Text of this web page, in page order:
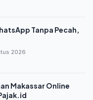
Tanpa Pecah,
2026
Makassar Online